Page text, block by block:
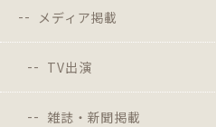
メディア掲載
TV出演
雑誌・新聞掲載